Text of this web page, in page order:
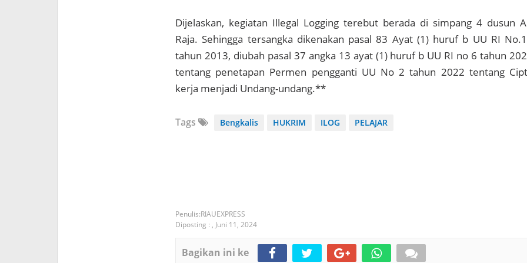
Dijelaskan, kegiatan Illegal Logging terebut berada di simpang 4 dusun
Raja. Sehingga tersangka dikenakan pasal 83 Ayat (1) huruf b UU RI
tahun 2013, diubah pasal 37 angka 13 ayat (1) huruf b UU RI no 6 tahun
tentang penetapan Permen pengganti UU No 2 tahun 2022 tentang
kerja menjadi Undang-undang.**
Tags Bengkalis HUKRIM ILOG PELAJAR
RIAUEXPRESS
Diposting : , Juni 11, 2024
Bagikan ini ke